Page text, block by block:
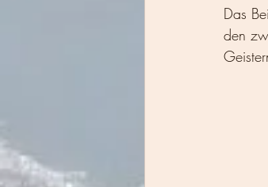
Das
den